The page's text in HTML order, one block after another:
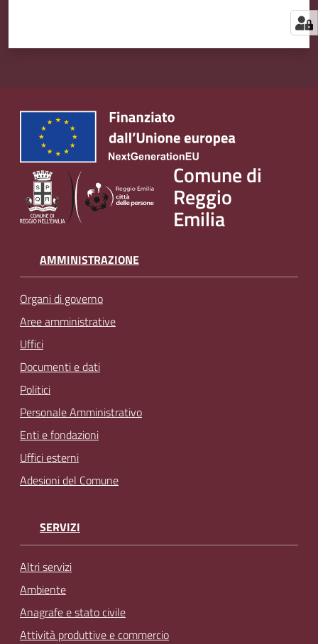
Comune di
Reggio
Emilia
AMMINISTRAZIONE
Organi di governo
Aree amministrative
Uffici
Documenti e dati
Politici
Personale Amministrativo
Enti e fondazioni
Uffici esterni
Adesioni del Comune
SERVIZI
Altri servizi
Ambiente
Anagrafe e stato civile
Attività produttive e commercio